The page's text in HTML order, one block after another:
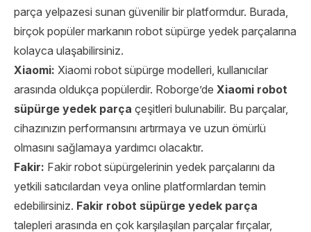
parça yelpazesi sunan güvenilir bir platformdur. Burada,
birçok popüler markanın robot süpürge yedek parçalarına
kolayca ulaşabilirsiniz.
Xiaomi: Xiaomi robot süpürge modelleri, kullanıcılar
arasında oldukça popülerdir. Roborge’de Xiaomi robot
süpürge yedek parça çeşitleri bulunabilir. Bu parçalar,
cihazınızın performansını artırmaya ve uzun ömürlü
olmasını sağlamaya yardımcı olacaktır.
Fakir: Fakir robot süpürgelerinin yedek parçalarını da
yetkili satıcılardan veya online platformlardan temin
edebilirsiniz. Fakir robot süpürge yedek parça
talepleri arasında en çok karşılaşılan parçalar fırçalar,